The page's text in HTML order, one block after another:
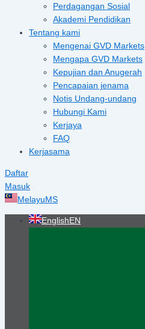
Perdagangan Sosial
Akademi Pendidikan
Tentang kami
Mengenai GVD Markets
Mengapa GVD Markets
Kepujian dan Anugerah
Pencapaian jenama
Notis Undang-undang
Hubungi Kami
Kerjaya
FAQ
Kerjasama
Daftar
Masuk
MelayuMS
English EN